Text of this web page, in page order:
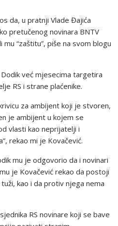
da, u pratnji Vlade Đajića
pretučenog novinara BNTV
mu “zaštitu”, piše na svom blogu
već mjesecima targetira
RS i strane plaćenike.
za ambijent koji je stvoren,
je ambijent u kojem se
vlasti kao neprijatelji i
rekao mi je Kovačević.
mu je odgovorio da i novinari
je Kovačević rekao da postoji
kao i da protiv njega nema
RS novinare koji se bave